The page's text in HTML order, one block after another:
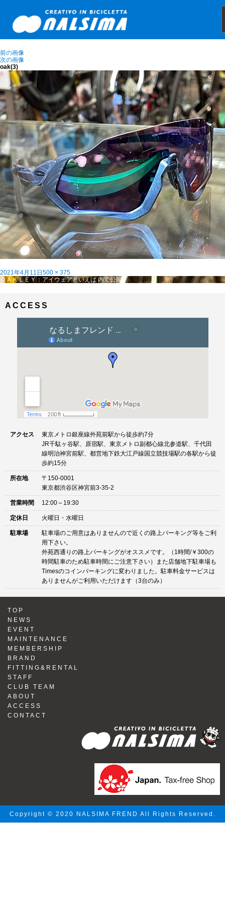
前の画像
次の画像
oak(3)
投
稿
2021年4月11日 フ
ル
500 × 375
投
ゲ
ＯＡＫＬＥＹ：アイウェアといえば 内で公開
ACCESS
アクセス
東京メトロ銀座線外苑前駅から徒歩約7分
JR千駄ヶ谷駅、原宿駅、東京メトロ副都心線北参道駅、千代田
線明治神宮前駅、都営地下鉄大江戸線国立競技場駅の各駅から徒
歩約15分
所在地
〒150-0001
東京都渋谷区神宮前3-35-2
営業時間 12:00～19:30
定休日 火曜日・水曜日
駐車場
駐車場のご用意はありませんので近くの路上パーキング等をご利
用下さい。
外苑西通りの路上パーキングがオススメです。（1時間/￥300の
時間駐車のため駐車時間にご注意下さい）また店舗地下駐車場も
Timesのコインパーキングに変わりました。駐車料金サービスは
ありませんがご利用いただけます（3台のみ）
TOP
NEWS
EVENT
MAINTENANCE
MEMBERSHIP
BRAND
FITTING&RENTAL
STAFF
CLUB TEAM
ABOUT
ACCESS
CONTACT
Copyright © 2020 NALSIMA FREND All Rights Reserved.